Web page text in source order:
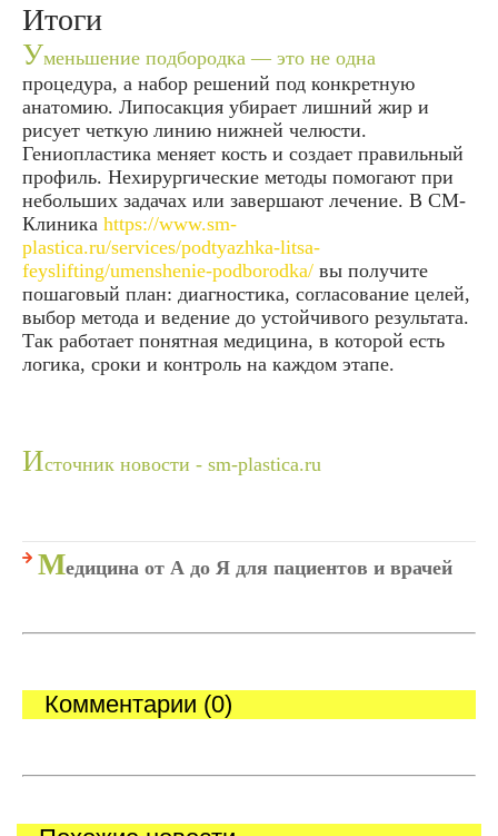
Итоги
Уменьшение подбородка — это не одна
процедура, а набор решений под конкретную
анатомию. Липосакция убирает лишний жир и
рисует четкую линию нижней челюсти.
Гениопластика меняет кость и создает правильный
профиль. Нехирургические методы помогают при
небольших задачах или завершают лечение. В СМ-
Клиника https://www.sm-
plastica.ru/services/podtyazhka-litsa-
feyslifting/umenshenie-podborodka/ вы получите
пошаговый план: диагностика, согласование целей,
выбор метода и ведение до устойчивого результата.
Так работает понятная медицина, в которой есть
логика, сроки и контроль на каждом этапе.
Источник новости - sm-plastica.ru
Медицина от А до Я для пациентов и врачей
Комментарии (0)